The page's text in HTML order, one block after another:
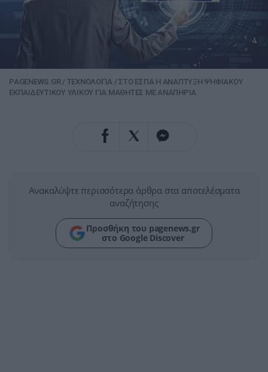
PAGENEWS.GR/ ΤΕΧΝΟΛΟΓΙΑ / ΣΤΟ ΕΣΠΑ Η ΑΝΑΠΤΥΞΗ ΨΗΦΙΑΚΟΥ
ΕΚΠΑΙΔΕΥΤΙΚΟΥ ΥΛΙΚΟΥ ΓΙΑ ΜΑΘΗΤΕΣ ΜΕ ΑΝΑΠΗΡΙΑ
Ανακαλύψτε περισσότερα άρθρα στα αποτελέσματα
αναζήτησης
Προσθήκη του pagenews.gr
στο Google Discover